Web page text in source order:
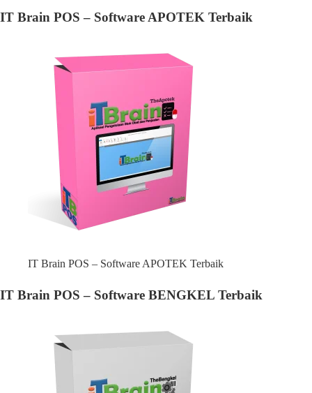
IT Brain POS – Software APOTEK Terbaik
IT Brain POS – Software APOTEK Terbaik
IT Brain POS – Software BENGKEL Terbaik